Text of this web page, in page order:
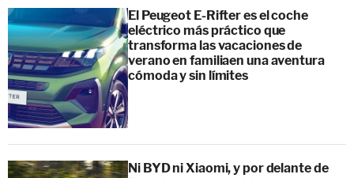
El Peugeot E-Rifter es el coche
eléctrico más práctico que
transforma las vacaciones de
verano en familiaen una aventura
cómoda y sin límites
Ni BYD ni Xiaomi, y por delante de